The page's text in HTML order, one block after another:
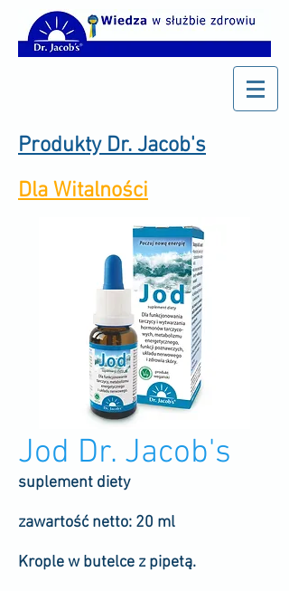
Produkty Dr. Jacob's
Dla Witalności
Jod Dr. Jacob's
suplement diety
zawartość netto: 20 ml
Krople w butelce z pipetą.